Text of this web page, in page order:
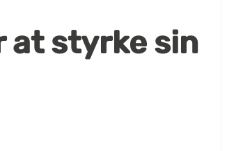
at styrke sin